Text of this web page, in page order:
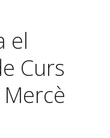
el
Curs